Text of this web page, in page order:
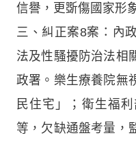
信譽，更斲傷國家形
三、糾正案8案：內
法及性騷擾防治法相
政署。樂生療養院無
民住宅」；衛生福
等，欠缺通盤考量，